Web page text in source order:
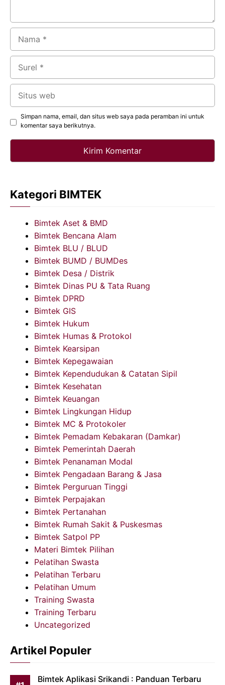
Simpan nama, email, dan situs web saya pada peramban ini untuk
komentar saya berikutnya.
Kategori BIMTEK
Bimtek Aset & BMD
Bimtek Bencana Alam
Bimtek BLU / BLUD
Bimtek BUMD / BUMDes
Bimtek Desa / Distrik
Bimtek Dinas PU & Tata Ruang
Bimtek DPRD
Bimtek GIS
Bimtek Hukum
Bimtek Humas & Protokol
Bimtek Kearsipan
Bimtek Kepegawaian
Bimtek Kependudukan & Catatan Sipil
Bimtek Kesehatan
Bimtek Keuangan
Bimtek Lingkungan Hidup
Bimtek MC & Protokoler
Bimtek Pemadam Kebakaran (Damkar)
Bimtek Pemerintah Daerah
Bimtek Penanaman Modal
Bimtek Pengadaan Barang & Jasa
Bimtek Perguruan Tinggi
Bimtek Perpajakan
Bimtek Pertanahan
Bimtek Rumah Sakit & Puskesmas
Bimtek Satpol PP
Materi Bimtek Pilihan
Pelatihan Swasta
Pelatihan Terbaru
Pelatihan Umum
Training Swasta
Training Terbaru
Uncategorized
Artikel Populer
Bimtek Aplikasi Srikandi : Panduan Terbaru